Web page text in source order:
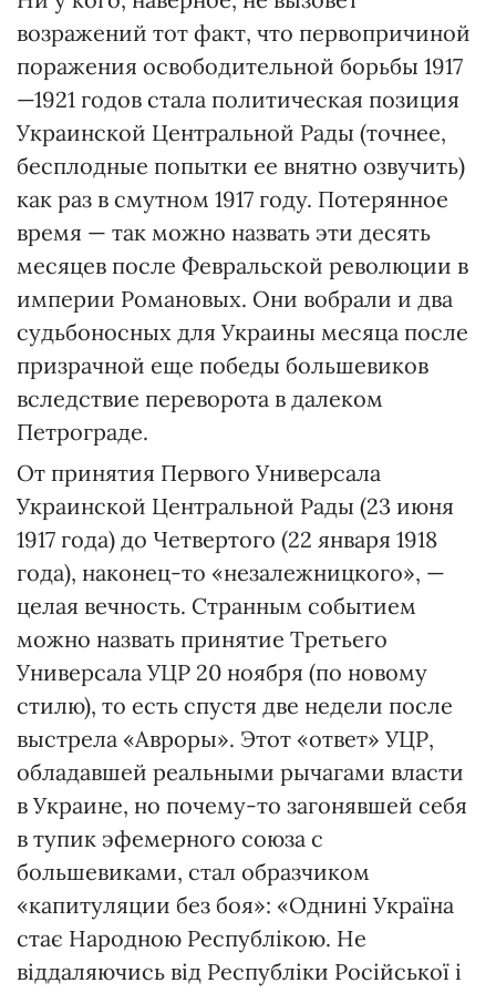
возражений тот факт, что первопричиной
поражения освободительной борьбы 1917
—1921 годов стала политическая позиция
Украинской Центральной Рады (точнее,
бесплодные попытки ее внятно озвучить)
как раз в смутном 1917 году. Потерянное
время — так можно назвать эти десять
месяцев после Февральской революции в
империи Романовых. Они вобрали и два
судьбоносных для Украины месяца после
призрачной еще победы большевиков
вследствие переворота в далеком
Петрограде.
От принятия Первого Универсала
Украинской Центральной Рады (23 июня
1917 года) до Четвертого (22 января 1918
года), наконец-то «незалежницкого», —
целая вечность. Странным событием
можно назвать принятие Третьего
Универсала УЦР 20 ноября (по новому
стилю), то есть спустя две недели после
выстрела «Авроры». Этот «ответ» УЦР,
обладавшей реальными рычагами власти
в Украине, но почему-то загонявшей себя
в тупик эфемерного союза с
большевиками, стал образчиком
«капитуляции без боя»: «Однині Україна
стає Народною Республікою. Не
віддаляючись від Республіки Російської і